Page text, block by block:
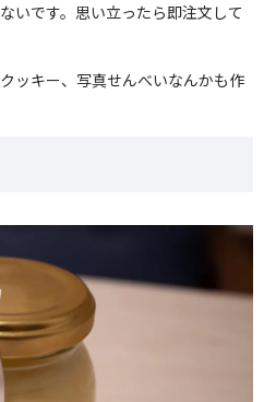
いです。思い立ったら即注文して
ッキー、写真せんべいなんかも作